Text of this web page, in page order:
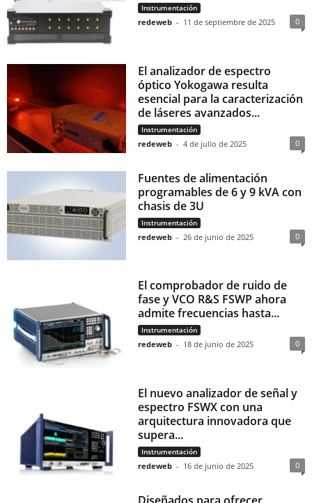
Instrumentación
redeweb - 11 de septiembre de 2025 0
El analizador de espectro
óptico Yokogawa resulta
esencial para la caracterización
de láseres avanzados...
Instrumentación
redeweb - 4 de julio de 2025 0
Fuentes de alimentación
programables de 6 y 9 kVA con
chasis de 3U
Instrumentación
redeweb - 26 de junio de 2025 0
El comprobador de ruido de
fase y VCO R&S FSWP ahora
admite frecuencias hasta...
Instrumentación
redeweb - 18 de junio de 2025 0
El nuevo analizador de señal y
espectro FSWX con una
arquitectura innovadora que
supera...
Instrumentación
redeweb - 16 de junio de 2025 0